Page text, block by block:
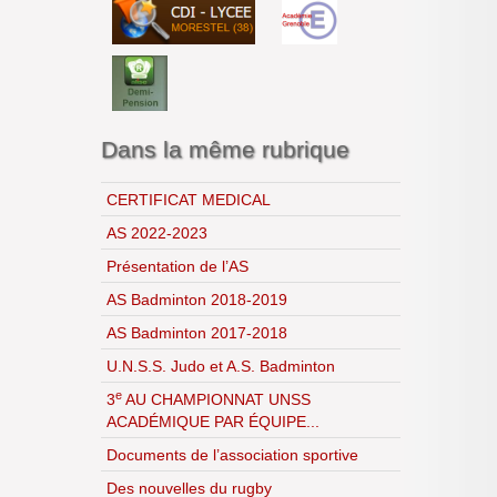
Année 2024-2025
Année 2025-2026
Dans la même rubrique
CERTIFICAT MEDICAL
AS 2022-2023
Présentation de l’AS
AS Badminton 2018-2019
AS Badminton 2017-2018
U.N.S.S. Judo et A.S. Badminton
3e AU CHAMPIONNAT UNSS
ACADÉMIQUE PAR ÉQUIPE...
Documents de l’association sportive
Des nouvelles du rugby